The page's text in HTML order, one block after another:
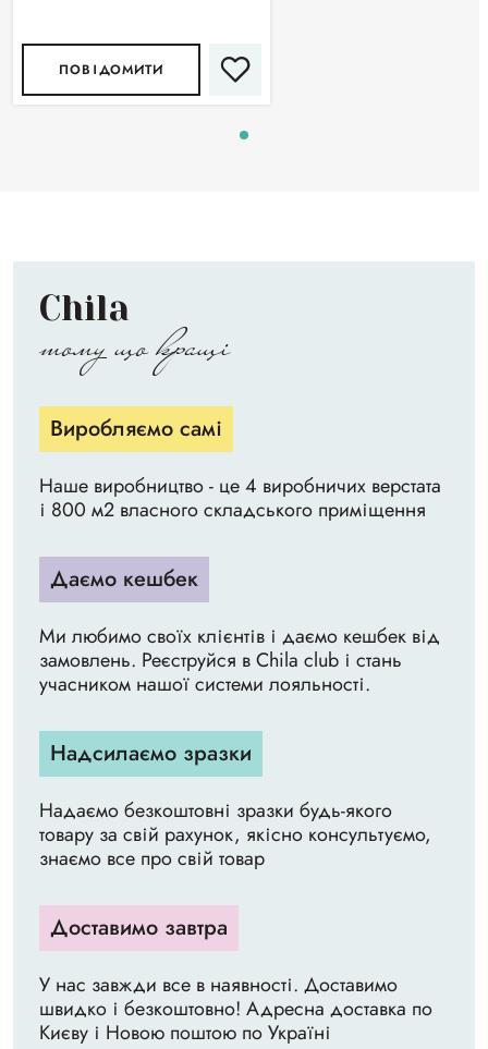
ПОВІДОМИТИ
Chila
тому що кращі
Виробляємо самі
Наше виробництво - це 4 виробничих верстата
і 800 м2 власного складського приміщення
Даємо кешбек
Ми любимо своїх клієнтів і даємо кешбек від
замовлень. Реєструйся в Chila club і стань
учасником нашої системи лояльності.
Надсилаємо зразки
Надаємо безкоштовні зразки будь-якого
товару за свій рахунок, якісно консультуємо,
знаємо все про свій товар
Доставимо завтра
У нас завжди все в наявності. Доставимо
швидко і безкоштовно! Адресна доставка по
Києву і Новою поштою по Україні